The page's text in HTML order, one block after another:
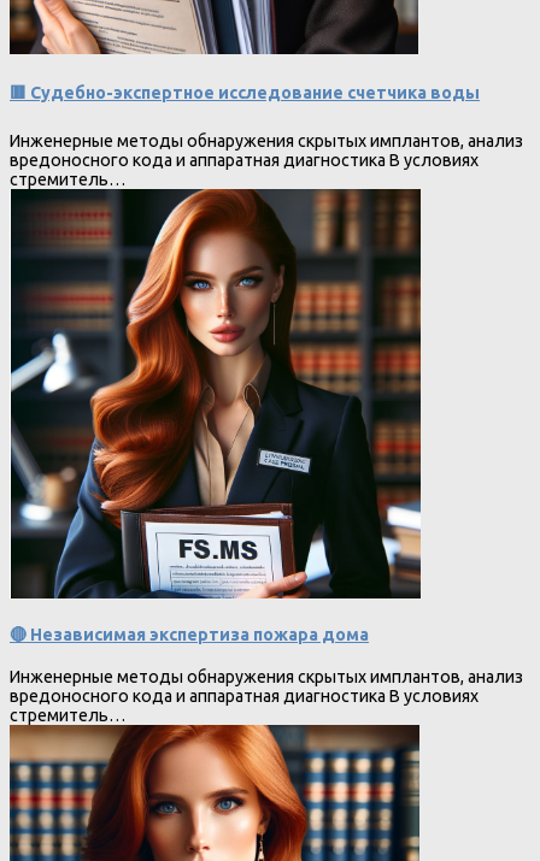
🟥 Судебно-экспертное исследование счетчика воды
Инженерные методы обнаружения скрытых имплантов, анализ
вредоносного кода и аппаратная диагностика В условиях
стремитель…
🔴 Независимая экспертиза пожара дома
Инженерные методы обнаружения скрытых имплантов, анализ
вредоносного кода и аппаратная диагностика В условиях
стремитель…